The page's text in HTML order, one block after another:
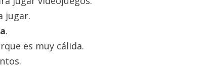
jugar.
.
es muy cálida.